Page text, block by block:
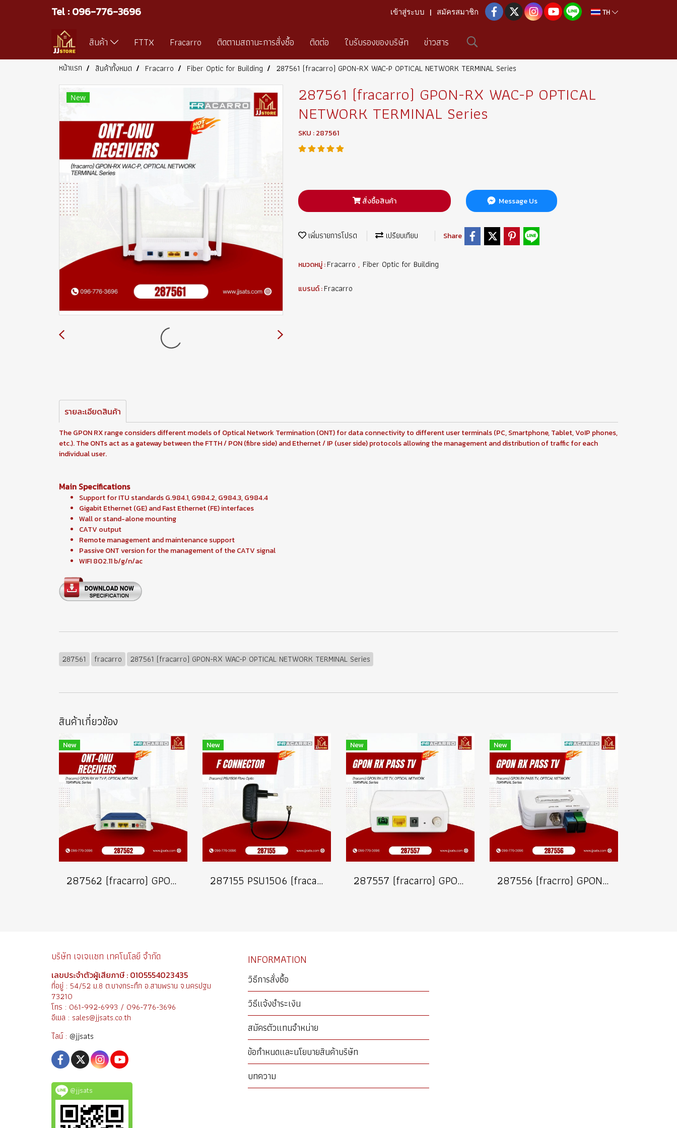
Tel : 096-776-3696 เข้าสู่ระบบ สมัครสมาชิก TH
สินค้า FTTX Fracarro ติดตามสถานะการสั่งซื้อ ติดต่อ ใบรับรองของบริษัท ข่าวสาร
หน้าแรก สินค้าทั้งหมด Fracarro Fiber Optic for Building 287561 (fracarro) GPON-RX WAC-P OPTICAL NETWORK TERMINAL Series
New 287561 (fracarro) GPON-RX WAC-P OPTICAL
NETWORK TERMINAL Series
SKU : 287561
สั่งซื้อสินค้า Message Us
เพิ่มรายการโปรด เปรียบเทียบ Share
หมวดหมู่ :Fracarro , Fiber Optic for Building
แบรนด์ :Fracarro
รายละเอียดสินค้า
The GPON RX range considers different models of Optical Network Termination (ONT) for data connectivity to different user terminals (PC, Smartphone, Tablet, VoIP phones,
etc.). The ONTs act as a gateway between the FTTH / PON (fibre side) and Ethernet / IP (user side) protocols allowing the management and distribution of traffic for each
individual user.
Main Specifications
Support for ITU standards G.984.1, G984.2, G984.3, G984.4
Gigabit Ethernet (GE) and Fast Ethernet (FE) interfaces
Wall or stand-alone mounting
CATV output
Remote management and maintenance support
Passive ONT version for the management of the CATV signal
WIFI 802.11 b/g/n/ac
287561 fracarro 287561 (fracarro) GPON-RX WAC-P OPTICAL NETWORK TERMINAL Series
สินค้าเกี่ยวข้อง
New
287562 (fracarro) GPON-RX W-TV-P, OPTICAL NETWORK TERMINAL Series
New
287155 PSU1506 (fracarro) FiberOptic
New
287557 (fracarro) GPON RX LITE TV OPTICAL NETWORK TERMINAL Series
New
287556 (fracrro) GPON RX PASS TV OPTICAL NETWORK TERMINAL Series
บริษัท เจเจแซท เทคโนโลยี จำกัด
เลขประจำตัวผู้เสียภาษี : 0105554023435
ที่อยู่ : 54/52 ม.8 ต.บางกระทึก อ.สามพราน จ.นครปฐม
73210
โทร : 061-992-6993 / 096-776-3696
อีเมล : sales@jjsats.co.th
ไลน์ : @jjsats
@jjsats
INFORMATION
วิธีการสั่งซื้อ
วิธีแจ้งชำระเงิน
สมัครตัวแทนจำหน่าย
ข้อกำหนดและนโยบายสินค้าบริษัท
บทความ